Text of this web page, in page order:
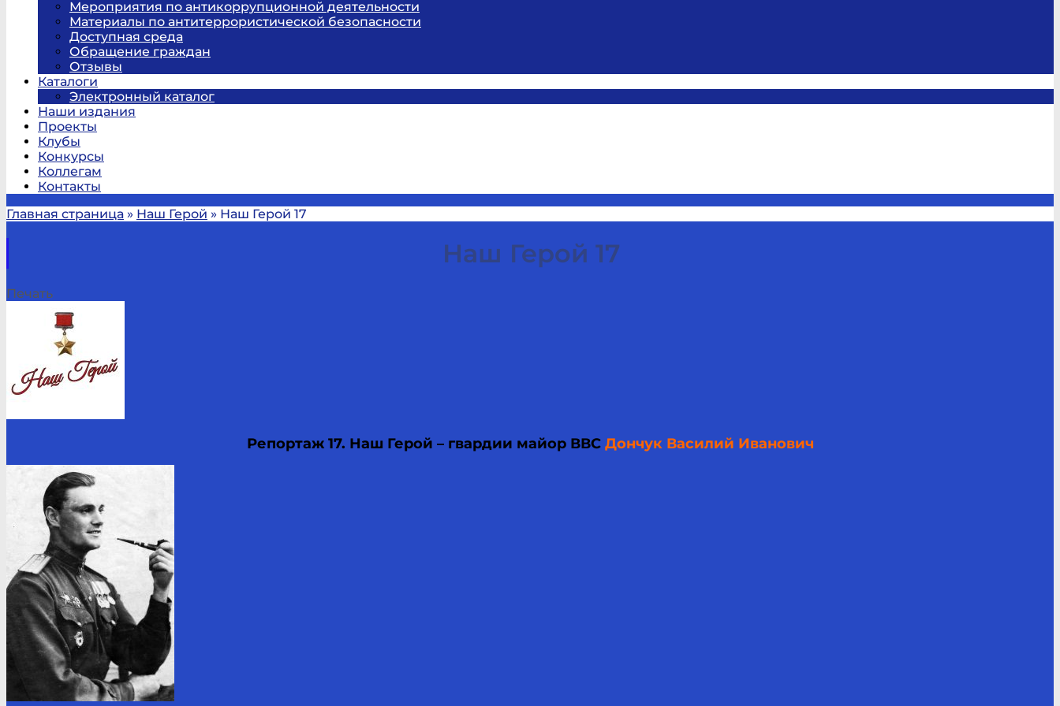
Мероприятия по антикоррупционной деятельности
Материалы по антитеррористической безопасности
Доступная среда
Обращение граждан
Отзывы
Каталоги
Электронный каталог
Наши издания
Проекты
Клубы
Конкурсы
Коллегам
Контакты
Главная страница » Наш Герой » Наш Герой 17
Наш Герой 17
Печать
Репортаж 17. Наш Герой – гвардии майор ВВС Дончук Василий Иванович